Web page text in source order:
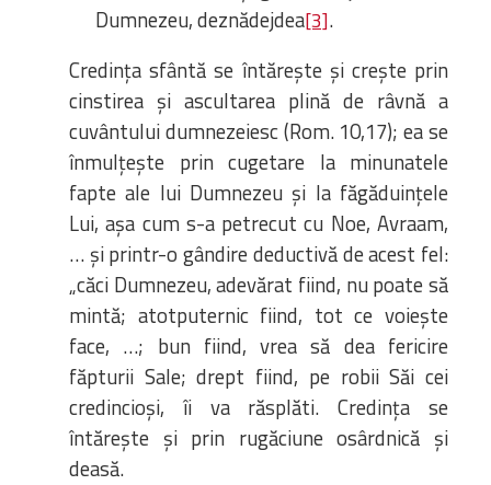
Dumnezeu, deznădejdea[3].
Credința sfântă se întărește și crește prin
cinstirea și ascultarea plină de râvnă a
cuvântului dumnezeiesc (Rom. 10,17); ea se
înmulțește prin cugetare la minunatele
fapte ale lui Dumnezeu și la făgăduințele
Lui, așa cum s-a petrecut cu Noe, Avraam,
… și printr-o gândire deductivă de acest fel:
„căci Dumnezeu, adevărat fiind, nu poate să
mintă; atotputernic fiind, tot ce voiește
face, …; bun fiind, vrea să dea fericire
făpturii Sale; drept fiind, pe robii Săi cei
credincioși, îi va răsplăti. Credința se
întărește și prin rugăciune osârdnică și
deasă.